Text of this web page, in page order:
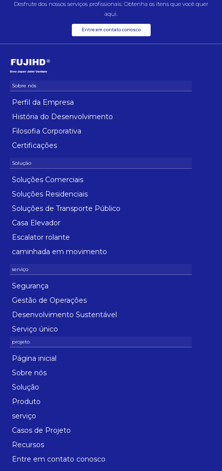
Desfrute dos nossos serviços profissionais. Obtenha os itens que você quer
aqui.
Entre em contato conosco
Perfil da Empresa
História do Desenvolvimento
Filosofia Corporativa
Certificações
Soluções Comerciais
Soluções Residenciais
Soluções de Transporte Público
Casa Elevador
Escalator rolante
caminhada em movimento
Segurança
Gestão de Operações
Desenvolvimento Sustentável
Serviço único
Página inicial
Sobre nós
Solução
Produto
serviço
Casos de Projeto
Recursos
Entre em contato conosco